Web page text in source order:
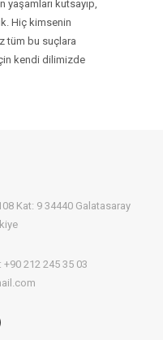
kutsayıp,
Hiç kimsenin
tüm bu suçlara
kendi dilimizde
Kat: 9 34440 Galatasaray
+90 212 245 35 03